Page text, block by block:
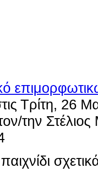
Τρίτη, 26
την